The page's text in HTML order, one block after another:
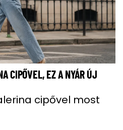
CIPŐVEL, EZ A NYÁR ÚJ
cipővel most